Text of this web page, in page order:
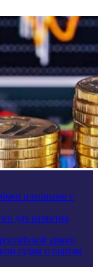
пленными с
для развития
армии
судам и портам